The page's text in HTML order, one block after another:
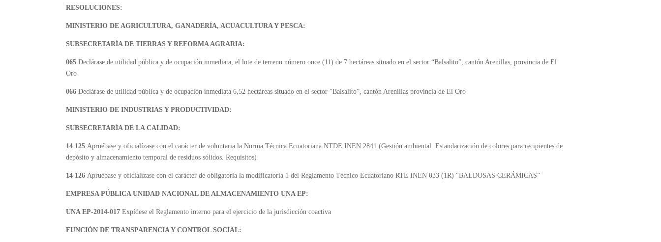
RESOLUCIONES:
MINISTERIO DE AGRICULTURA, GANADERÍA, ACUACULTURA Y PESCA:
SUBSECRETARÍA DE TIERRAS Y REFORMA AGRARIA:
065 Declárase de utilidad pública y de ocupación inmediata, el lote de terreno número once (11) de 7 hectáreas situado en el sector “Balsalito”, cantón Arenillas, provincia de El
Oro
066Declárase de utilidad pública y de ocupación inmediata 6,52 hectáreas situado en el sector "Balsalito”, cantón Arenillas provincia de El Oro
MINISTERIO DE INDUSTRIAS Y PRODUCTIVIDAD:
SUBSECRETARÍA DE LA CALIDAD:
14 125Apruébase y oficialízase con el carácter de voluntaria la Norma Técnica Ecuatoriana NTDE INEN 2841 (Gestión ambiental. Estandarización de colores para recipientes de
depósito y almacenamiento temporal de residuos sólidos. Requisitos)
14 126Apruébase y oficialízase con el carácter de obligatoria la modificatoria 1 del Reglamento Técnico Ecuatoriano RTE INEN 033 (1R) “BALDOSAS CERÁMICAS”
EMPRESA PÚBLICA UNIDAD NACIONAL DE ALMACENAMIENTO UNA EP:
UNA EP-2014-017Expídese el Reglamento interno para el ejercicio de la jurisdicción coactiva
FUNCIÓN DE TRANSPARENCIA Y CONTROL SOCIAL: